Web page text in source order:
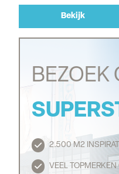
Bekijk
BEZOEK
2.500 M2
VEEL TOPMERKEN
Routebeschrijving